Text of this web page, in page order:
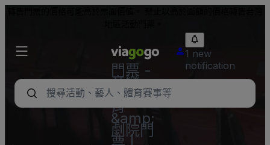
門票 -
音樂
會、體
育
&amp;
劇院門
1 new
notification